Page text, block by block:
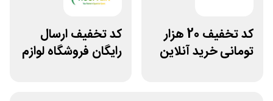
کد تخفیف 20 هزار
تومانی خرید آنلاین
کد تخفیف ارسال
رایگان فروشگاه لوازم